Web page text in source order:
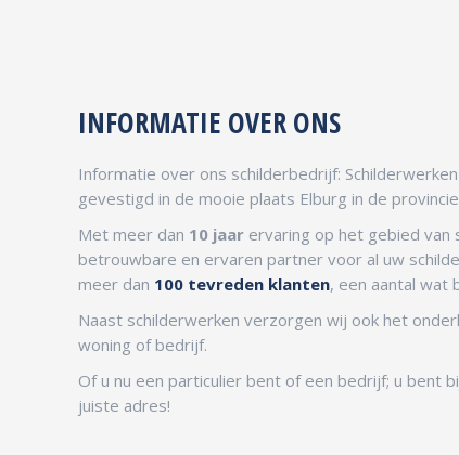
INFORMATIE OVER ONS
Informatie over ons schilderbedrijf:
gevestigd in de mooie plaats Elburg in de
Met meer dan 10 jaar ervaring op het gebied van
betrouwbare en ervaren partner voor al uw
meer dan 100 tevreden klanten, een aantal wat
Naast schilderwerken verzorgen wij ook het
woning of bedrijf.
Of u nu een particulier bent of een bedrijf; u bent
juiste adres!